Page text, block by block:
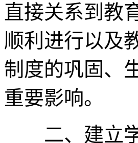
直接关系到教
顺利进行以及
制度的巩固、
重要影响。
二、建立学